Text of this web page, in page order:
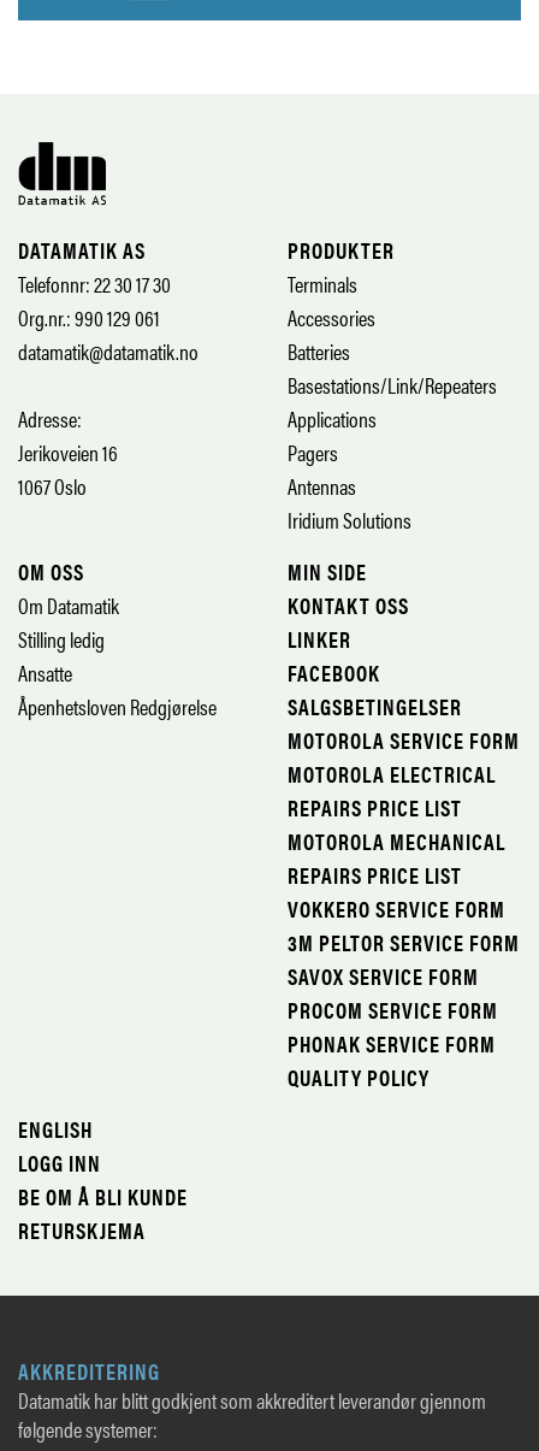
DATAMATIK AS
Telefonnr: 22 30 17 30
Org.nr.: 990 129 061
datamatik@datamatik.no
Adresse:
Jerikoveien 16
1067 Oslo
PRODUKTER
Terminals
Accessories
Batteries
Basestations/Link/Repeaters
Applications
Pagers
Antennas
Iridium Solutions
OM OSS
Om Datamatik
Stilling ledig
Ansatte
Åpenhetsloven Redgjørelse
MIN SIDE
KONTAKT OSS
LINKER
FACEBOOK
SALGSBETINGELSER
MOTOROLA SERVICE FORM
MOTOROLA ELECTRICAL
REPAIRS PRICE LIST
MOTOROLA MECHANICAL
REPAIRS PRICE LIST
VOKKERO SERVICE FORM
3M PELTOR SERVICE FORM
SAVOX SERVICE FORM
PROCOM SERVICE FORM
PHONAK SERVICE FORM
QUALITY POLICY
ENGLISH
LOGG INN
BE OM Å BLI KUNDE
RETURSKJEMA
AKKREDITERING
Datamatik har blitt godkjent som akkreditert leverandør gjennom
følgende systemer: